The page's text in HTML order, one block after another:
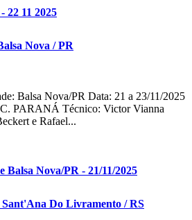
22 11 2025
Nova / PR
Balsa Nova/PR Data: 21 a 23/11/2025
PARANÁ Técnico: Victor Vianna
e Rafael...
Nova/PR - 21/11/2025
Do Livramento / RS